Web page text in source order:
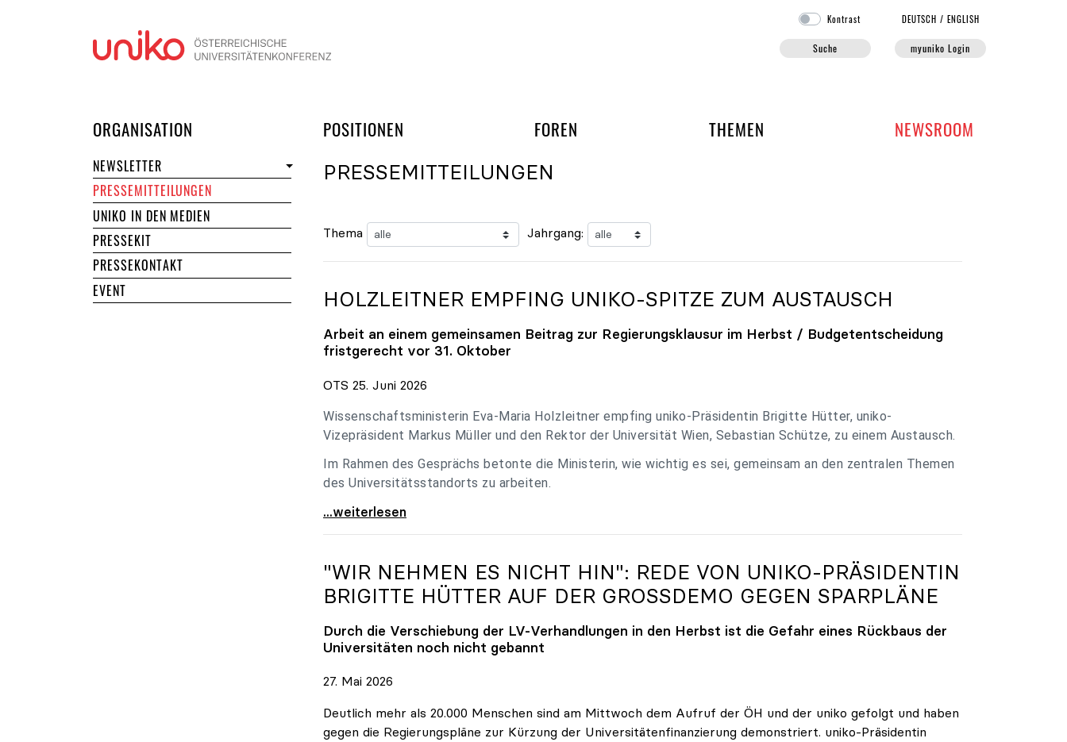
Kontrast DEUTSCH /ENGLISH
Suche myuniko Login
ORGANISATION POSITIONEN FOREN UND ARBEITSGRUPPEN DER UNIKO
THEMEN NEWSROOM
NEWSLETTER
PRESSEMITTEILUNGEN
UNIKO IN DEN MEDIEN
PRESSEKIT
PRESSEKONTAKT
EVENT
PRESSEMITTEILUNGEN
Thema Jahrgang:
HOLZLEITNER EMPFING UNIKO-SPITZE ZUM AUSTAUSCH
Arbeit an einem gemeinsamen Beitrag zur Regierungsklausur im Herbst / Budgetentscheidung
fristgerecht vor 31. Oktober
OTS 25. Juni 2026
Wissenschaftsministerin Eva-Maria Holzleitner empfing uniko-Präsidentin Brigitte Hütter, uniko-
Vizepräsident Markus Müller und den Rektor der Universität Wien, Sebastian Schütze, zu einem Austausch.
Im Rahmen des Gesprächs betonte die Ministerin, wie wichtig es sei, gemeinsam an den zentralen Themen
des Universitätsstandorts zu arbeiten.
Holzleitner empfing uniko-Spitze zum Austausch
...weiterlesen
"WIR NEHMEN ES NICHT HIN": REDE VON UNIKO-PRÄSIDENTIN
BRIGITTE HÜTTER AUF DER GROSSDEMO GEGEN SPARPLÄNE
Durch die Verschiebung der LV-Verhandlungen in den Herbst ist die Gefahr eines Rückbaus der
Universitäten noch nicht gebannt
27. Mai 2026
Deutlich mehr als 20.000 Menschen sind am Mittwoch dem Aufruf der ÖH und der uniko gefolgt und haben
gegen die Regierungspläne zur Kürzung der Universitätenfinanzierung demonstriert. uniko-Präsidentin